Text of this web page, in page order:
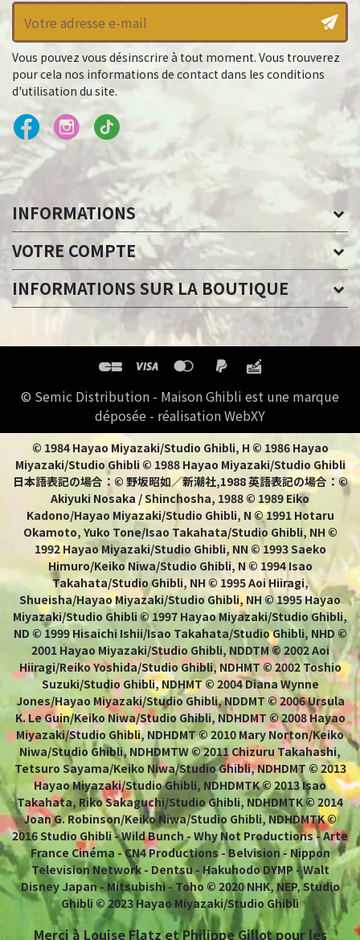
Vous pouvez vous désinscrire à tout moment. Vous trouverez
pour cela nos informations de contact dans les conditions
d'utilisation du site.
INFORMATIONS
VOTRE COMPTE
INFORMATIONS SUR LA BOUTIQUE
© Semic Distribution - Maison Ghibli est une marque
déposée - réalisation WebXY
© 1984 Hayao Miyazaki/Studio Ghibli, H © 1986 Hayao
Miyazaki/Studio Ghibli © 1988 Hayao Miyazaki/Studio Ghibli
日本語表記の場合：© 野坂昭如／新潮社,1988 英語表記の場合：©
Akiyuki Nosaka / Shinchosha, 1988 © 1989 Eiko
Kadono/Hayao Miyazaki/Studio Ghibli, N © 1991 Hotaru
Okamoto, Yuko Tone/Isao Takahata/Studio Ghibli, NH ©
1992 Hayao Miyazaki/Studio Ghibli, NN © 1993 Saeko
Himuro/Keiko Niwa/Studio Ghibli, N © 1994 Isao
Takahata/Studio Ghibli, NH © 1995 Aoi Hiiragi,
Shueisha/Hayao Miyazaki/Studio Ghibli, NH © 1995 Hayao
Miyazaki/Studio Ghibli © 1997 Hayao Miyazaki/Studio Ghibli,
ND © 1999 Hisaichi Ishii/Isao Takahata/Studio Ghibli, NHD ©
2001 Hayao Miyazaki/Studio Ghibli, NDDTM © 2002 Aoi
Hiiragi/Reiko Yoshida/Studio Ghibli, NDHMT © 2002 Toshio
Suzuki/Studio Ghibli, NDHMT © 2004 Diana Wynne
Jones/Hayao Miyazaki/Studio Ghibli, NDDMT © 2006 Ursula
K. Le Guin/Keiko Niwa/Studio Ghibli, NDHDMT © 2008 Hayao
Miyazaki/Studio Ghibli, NDHDMT © 2010 Mary Norton/Keiko
Niwa/Studio Ghibli, NDHDMTW © 2011 Chizuru Takahashi,
Tetsuro Sayama/Keiko Niwa/Studio Ghibli, NDHDMT © 2013
Hayao Miyazaki/Studio Ghibli, NDHDMTK © 2013 Isao
Takahata, Riko Sakaguchi/Studio Ghibli, NDHDMTK © 2014
Joan G. Robinson/Keiko Niwa/Studio Ghibli, NDHDMTK ©
2016 Studio Ghibli - Wild Bunch - Why Not Productions - Arte
France Cinéma - CN4 Productions - Belvision - Nippon
Television Network - Dentsu - Hakuhodo DYMP - Walt
Disney Japan - Mitsubishi - Toho © 2020 NHK, NEP, Studio
Ghibli © 2023 Hayao Miyazaki/Studio Ghibli
Merci à Louise Flatz et Philippe Gillot pour les